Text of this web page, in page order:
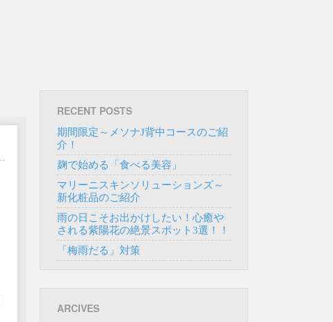
RECENT POSTS
期間限定～メソナJ背中コースのご紹
介！
麹で始める「食べる美容」
マリーニスキンソリューションズ～
新化粧品のご紹介
雨の日こそお出かけしたい！心癒や
される紫陽花の絶景スポット3選！！
「梅雨だる」対策
ARCIVES